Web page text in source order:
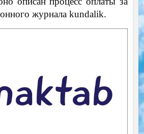
журнала kundalik.